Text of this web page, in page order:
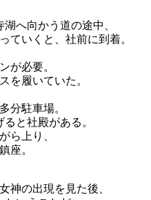
へ向かう道の途中、
ていくと、社前に到着。
が必要。
を履いていた。
分駐車場。
と社殿がある。
ら上り、
座。
神の出現を見た後、